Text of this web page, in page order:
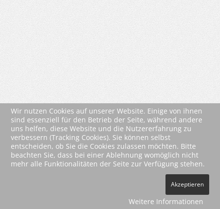
Vertrag widerrufen
Wir nutzen Cookies auf unserer Website. Einige von ihnen
sind essenziell für den Betrieb der Seite, während andere
uns helfen, diese Website und die Nutzererfahrung zu
verbessern (Tracking Cookies). Sie können selbst
entscheiden, ob Sie die Cookies zulassen möchten. Bitte
beachten Sie, dass bei einer Ablehnung womöglich nicht
mehr alle Funktionalitäten der Seite zur Verfügung stehen.
Akzeptieren
Weitere Informationen